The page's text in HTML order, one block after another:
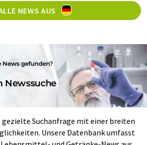
NEWS AUS
gefunden?
Newssuche
Suchanfrage mit einer breiten
Unsere Datenbank umfasst